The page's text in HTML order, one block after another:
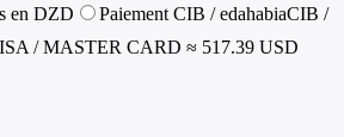
en DZD Paiement CIB / edahabiaCIB /
/ MASTER CARD ≈ 517.39 USD